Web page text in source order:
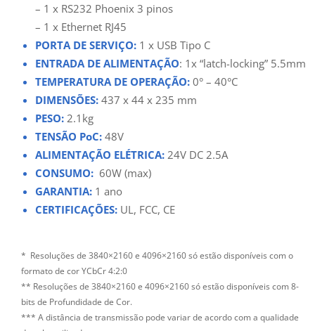
– 1 x RS232 Phoenix 3 pinos
– 1 x Ethernet RJ45
PORTA DE SERVIÇO: 1 x USB Tipo C
ENTRADA DE ALIMENTAÇÃO: 1x “latch-locking” 5.5mm
TEMPERATURA DE OPERAÇÃO: 0° – 40°C
DIMENSÕES: 437 x 44 x 235 mm
PESO: 2.1kg
TENSÃO PoC: 48V
ALIMENTAÇÃO ELÉTRICA: 24V DC 2.5A
CONSUMO: 60W (max)
GARANTIA: 1 ano
CERTIFICAÇÕES: UL, FCC, CE
* Resoluções de 3840×2160 e 4096×2160 só estão disponíveis com o
formato de cor YCbCr 4:2:0
** Resoluções de 3840×2160 e 4096×2160 só estão disponíveis com 8-
bits de Profundidade de Cor.
*** A distância de transmissão pode variar de acordo com a qualidade